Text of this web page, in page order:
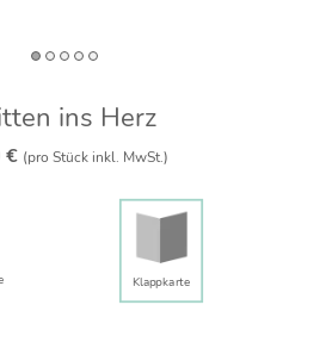
ins Herz
€ (pro Stück inkl. MwSt.)
Klappkarte